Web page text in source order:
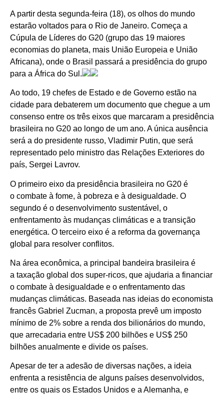
A partir desta segunda-feira (18), os olhos do mundo
estarão voltados para o Rio de Janeiro. Começa a
Cúpula de Líderes do G20 (grupo das 19 maiores
economias do planeta, mais União Europeia e União
Africana), onde o Brasil passará a presidência do grupo
para a África do Sul.
Ao todo, 19 chefes de Estado e de Governo estão na
cidade para debaterem um documento que chegue a um
consenso entre os três eixos que marcaram a presidência
brasileira no G20 ao longo de um ano. A única ausência
será a do presidente russo, Vladimir Putin, que será
representado pelo ministro das Relações Exteriores do
país, Sergei Lavrov.
O primeiro eixo da presidência brasileira no G20 é
o combate à fome, à pobreza e à desigualdade. O
segundo é o desenvolvimento sustentável, o
enfrentamento às mudanças climáticas e a transição
energética. O terceiro eixo é a reforma da governança
global para resolver conflitos.
Na área econômica, a principal bandeira brasileira é
a taxação global dos super-ricos, que ajudaria a financiar
o combate à desigualdade e o enfrentamento das
mudanças climáticas. Baseada nas ideias do economista
francês Gabriel Zucman, a proposta prevê um imposto
mínimo de 2% sobre a renda dos bilionários do mundo,
que arrecadaria entre US$ 200 bilhões e US$ 250
bilhões anualmente e divide os países.
Apesar de ter a adesão de diversas nações, a ideia
enfrenta a resistência de alguns países desenvolvidos,
entre os quais os Estados Unidos e a Alemanha, e